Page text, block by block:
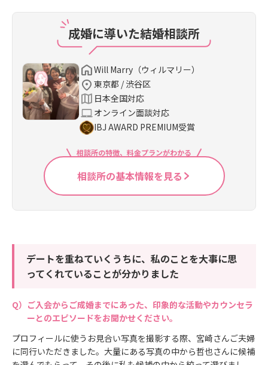
成婚に導いた結婚相談所
Will Marry（ウィルマリー）
東京都 / 渋谷区
日本全国対応
オンライン面談対応
IBJ AWARD PREMIUM受賞
相談所の特徴、料金プランがわかる
相談所の基本情報を見る
デートを重ねていくうちに、私のことを大事に思
ってくれていることが分かりました
ご入会からご成婚までにあった、印象的な活動やカウンセラ
ーとのエピソードをお聞かせください。
プロフィールに使うお見合い写真を撮影する際、宮崎さんご夫婦
に同行いただきました。大量にある写真の中から哲也さんに候補